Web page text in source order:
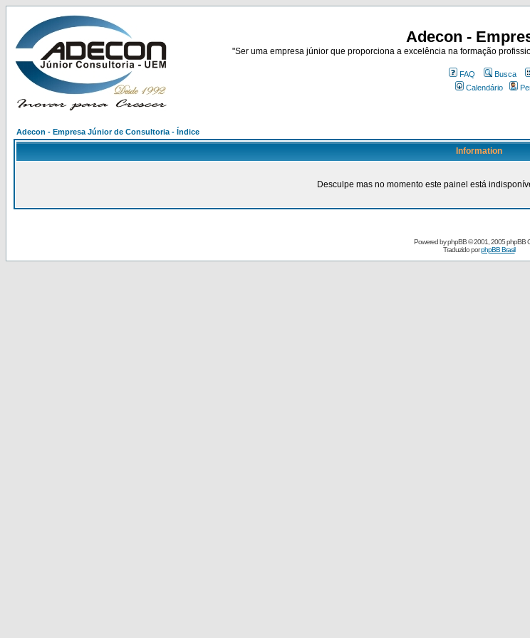
Adecon -
"Ser uma empresa júnior que proporciona a excelência na formação
FAQ Busca
Calendário
Adecon - Empresa Júnior de Consultoria - Índice
Information
Desculpe mas no momento este painel está
Powered byphpBB© 2001, 2005 phpBB
Traduzido porphpBB Brasil